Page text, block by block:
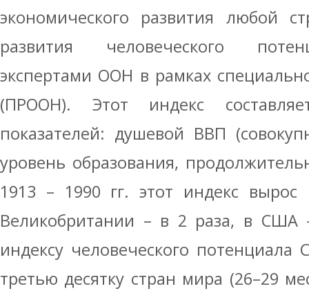
экономического развития любой
развития человеческого
экспертами ООН в рамках
(ПРООН). Этот индекс
показателей: душевой ВВП
уровень образования,
1913 – 1990 гг. этот индекс
Великобритании – в 2 раза, в США
индексу человеческого потенциала
третью десятку стран мира (26–29